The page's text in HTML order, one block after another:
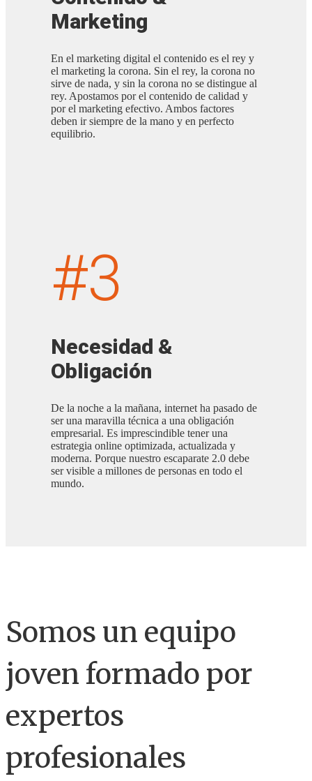
Marketing
En el marketing digital el contenido es el rey y
el marketing la corona. Sin el rey, la corona no
sirve de nada, y sin la corona no se distingue al
rey. Apostamos por el contenido de calidad y
por el marketing efectivo. Ambos factores
deben ir siempre de la mano y en perfecto
equilibrio.
#3
Necesidad &
Obligación
De la noche a la mañana, internet ha pasado de
ser una maravilla técnica a una obligación
empresarial. Es imprescindible tener una
estrategia online optimizada, actualizada y
moderna. Porque nuestro escaparate 2.0 debe
ser visible a millones de personas en todo el
mundo.
Somos un equipo
joven formado por
expertos
profesionales